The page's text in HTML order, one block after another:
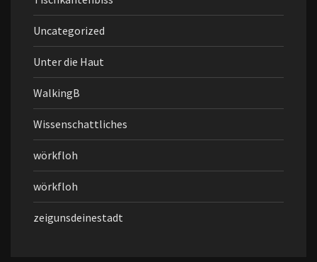
Uncategorized
Unter die Haut
WalkingB
Wissenschattliches
wörkfloh
wörkfloh
zeigunsdeinestadt